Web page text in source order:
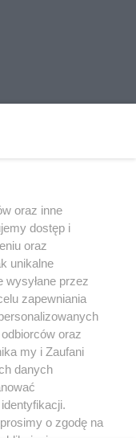
powielany i
jakikolwiek sposób (w
polu
w Internecie
użycie lub
prawa, tzn.
kary i może być ścigane
oraz inne
dostęp i
oraz
unikalne
wysyłane przez
zapewniania
oraz
my i Zaufani
danych
o zgodę na